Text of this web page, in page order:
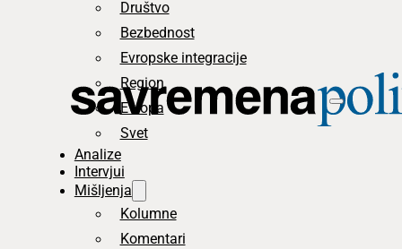
Društvo
Bezbednost
Evropske integracije
Region
Evropa
Svet
Analize
Intervjui
Mišljenja
Kolumne
Komentari